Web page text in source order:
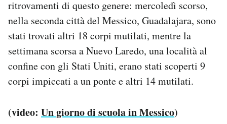
ritrovamenti di questo genere: mercoledì scorso,
nella seconda città del Messico, Guadalajara, sono
stati trovati altri 18 corpi mutilati, mentre la
settimana scorsa a Nuevo Laredo, una località al
confine con gli Stati Uniti, erano stati scoperti 9
corpi impiccati a un ponte e altri 14 mutilati.
(video: Un giorno di scuola in Messico)